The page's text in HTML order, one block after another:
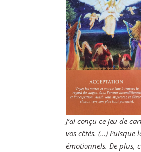
J’ai conçu ce jeu de
vos côtés. (…) Puisque
émotionnels. De plus,